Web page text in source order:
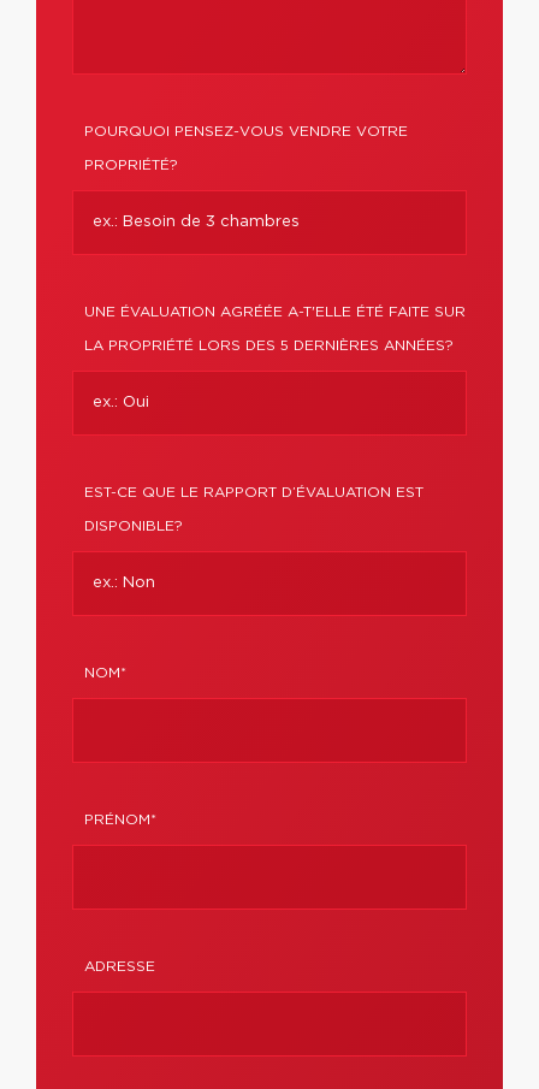
POURQUOI PENSEZ-VOUS VENDRE VOTRE
PROPRIÉTÉ?
UNE ÉVALUATION AGRÉÉE A-T'ELLE ÉTÉ FAITE SUR
LA PROPRIÉTÉ LORS DES 5 DERNIÈRES ANNÉES?
EST-CE QUE LE RAPPORT D’ÉVALUATION EST
DISPONIBLE?
NOM*
PRÉNOM*
ADRESSE